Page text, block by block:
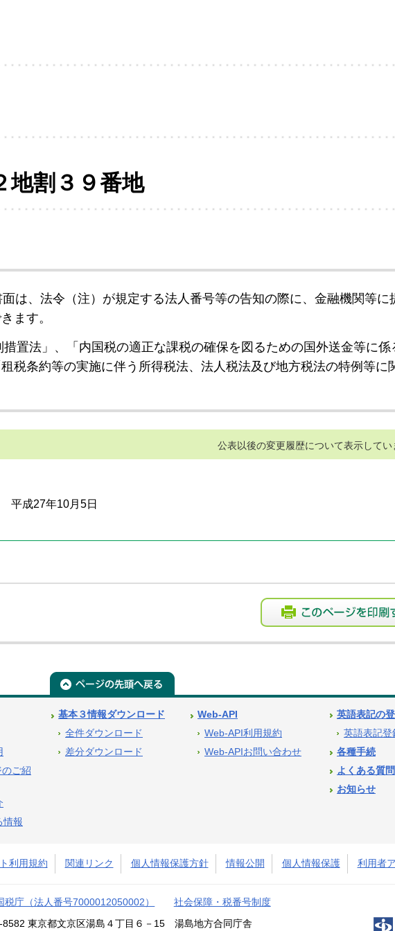
地割３９番地
は、法令（注）が規定する法人番号等の告知の際に、金融機関等に
ます。
措置法」、「内国税の適正な課税の確保を図るための国外送金等に係
税条約等の実施に伴う所得税法、法人税法及び地方税法の特例等に
公表以後の変更履歴について表示してい
平成27年10月5日
ご紹
情報
基本３情報ダウンロード
全件ダウンロード
差分ダウンロード
Web-API
Web-API利用規約
Web-APIお問い合わせ
英語表記の
英語表記登
各種手続
よくある質問
お知らせ
利用規約 関連リンク 個人情報保護方針 情報公開 個人情報保護 利用者
税庁（法人番号7000012050002） 社会保障・税番号制度
8582 東京都文京区湯島４丁目６－15 湯島地方合同庁舎